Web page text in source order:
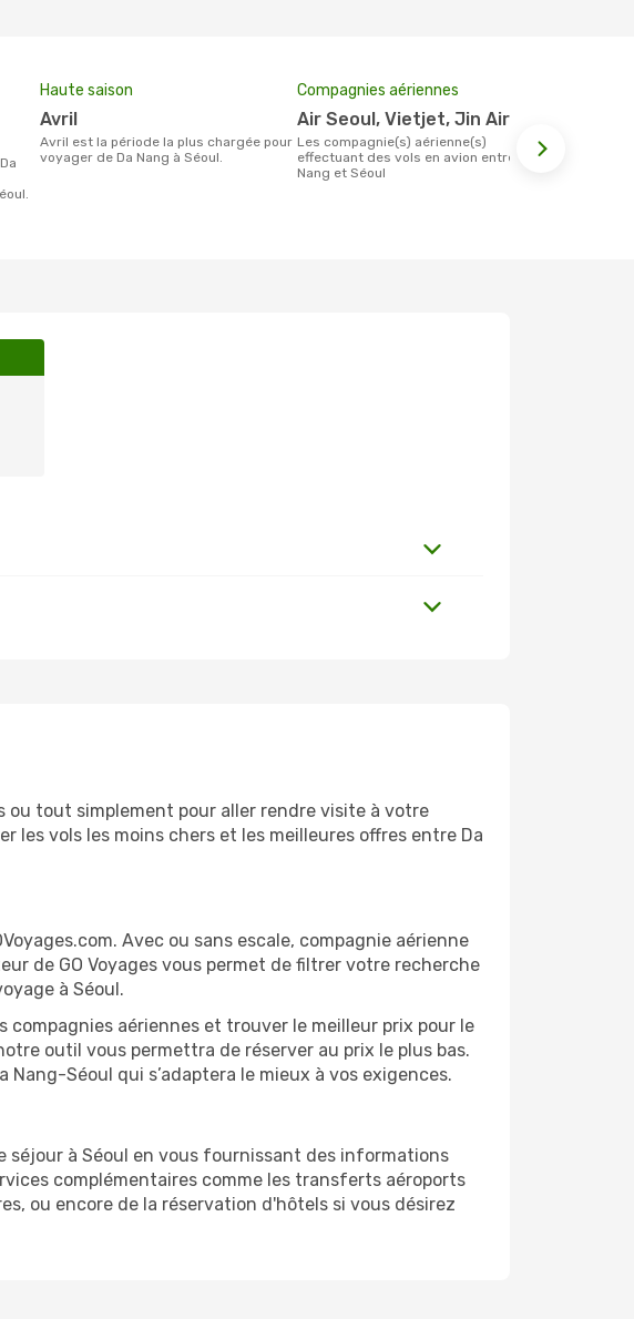
Haute saison
avril
avril est la période la plus chargée pour
voyager de Da Nang à Séoul.
Compagnies aériennes
Air Seoul, Vietjet, Jin Air
Les compagnie(s) aérienne(s)
effectuant des vols en avion entre Da
Nang et Séoul
ou tout simplement pour aller rendre visite à votre
les vols les moins chers et les meilleures offres entre Da
Avec ou sans escale, compagnie aérienne
de GO Voyages vous permet de filtrer votre recherche
à Séoul.
compagnies aériennes et trouver le meilleur prix pour le
outil vous permettra de réserver au prix le plus bas.
Séoul qui s’adaptera le mieux à vos exigences.
à Séoul en vous fournissant des informations
complémentaires comme les transferts aéroports
ou encore de la réservation d'hôtels si vous désirez